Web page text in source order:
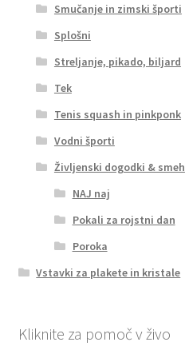
Smučanje in zimski športi
Splošni
Streljanje, pikado, biljard
Tek
Tenis squash in pinkponk
Vodni športi
Življenski dogodki & smeh
NAJ naj
Pokali za rojstni dan
Poroka
Vstavki za plakete in kristale
Kliknite za pomoč v živo